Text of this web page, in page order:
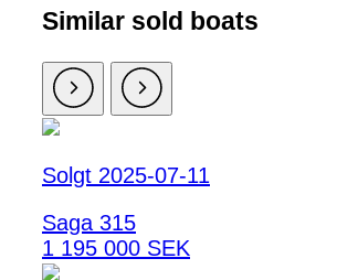
Similar sold boats
Solgt 2025-07-11
Saga 315
1 195 000 SEK